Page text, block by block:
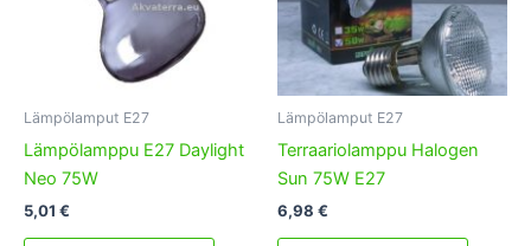
Lämpölamput E27
Lämpölamppu E27 Daylight
Neo 75W
5,01 €
Lämpölamput E27
Terraariolamppu Halogen
Sun 75W E27
6,98 €